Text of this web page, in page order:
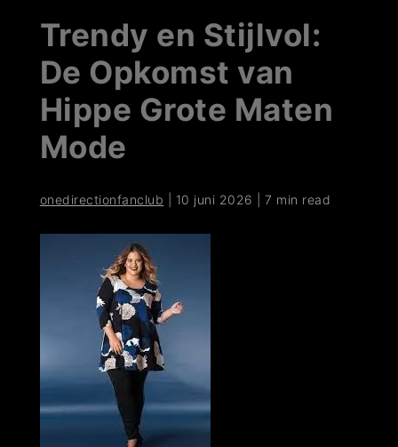
Trendy en Stijlvol:
De Opkomst van
Hippe Grote Maten
Mode
onedirectionfanclub 10 juni 2026 |7 min read